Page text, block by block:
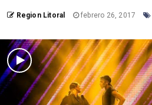
Region Litoral febrero 26, 2017